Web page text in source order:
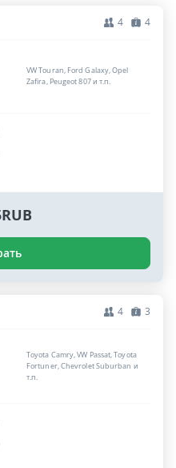
4 4
VW Touran, Ford Galaxy, Opel
Zafira, Peugeot 807 и т.п.
4 3
Toyota Camry, VW Passat, Toyota
Fortuner, Chevrolet Suburban и
т.п.